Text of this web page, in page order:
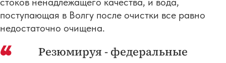
поступающая в Волгу после очистки все равно
недостаточно очищена.
Резюмируя - федеральные